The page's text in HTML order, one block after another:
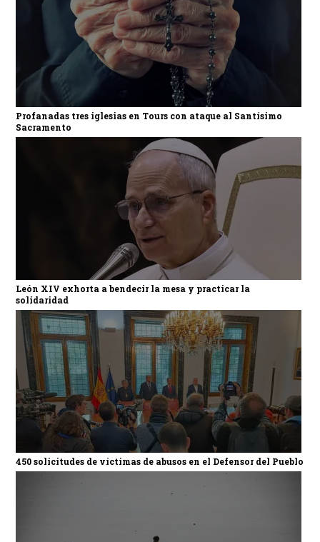
Profanadas tres iglesias en Tours con ataque al Santísimo
Sacramento
León XIV exhorta a bendecir la mesa y practicar la
solidaridad
450 solicitudes de víctimas de abusos en el Defensor del Pueblo